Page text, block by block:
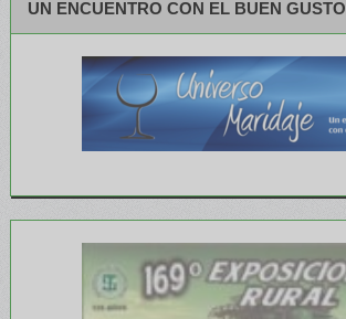
UN ENCUENTRO CON EL BUEN GUSTO